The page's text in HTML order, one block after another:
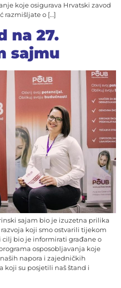
koje osigurava Hrvatski zavod
razmišljate o […]
na 27.
sajmu
sajam bio je izuzetna prilika
koji smo ostvarili tijekom
bio je informirati građane o
osposobljavanja koje
napora i zajedničkih
koji su posjetili naš štand i